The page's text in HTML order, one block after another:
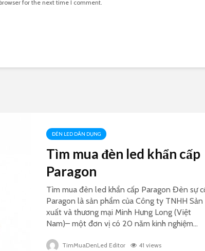
for the next time I comment.
ĐÈN LED DÂN DỤNG
Tìm mua đèn led khẩn cấp
Paragon
Tìm mua đèn led khẩn cấp Paragon Đèn sự
Paragon là sản phẩm của Công ty TNHH Sản
xuất và thương mại Minh Hưng Long (Việt
Nam)– một đơn vị có 20 năm kinh nghiệm...
TimMuaDenLed Editor 41 views